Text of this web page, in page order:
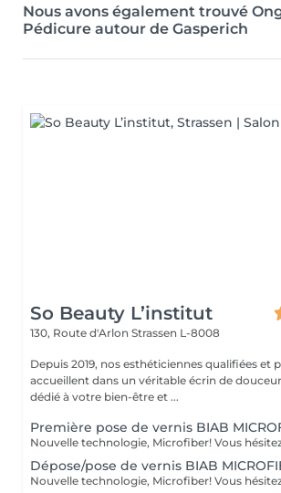
Nous avons également trouvé
Pédicure autour de Gasperich
So Beauty L’institut
130, Route d'Arlon Strassen L-8008
Depuis 2019, nos esthéticiennes qualifiées et
accueillent dans un véritable écrin de
dédié à votre bien-être et ...
Première pose de vernis BIAB
Dépose/pose de vernis BIAB